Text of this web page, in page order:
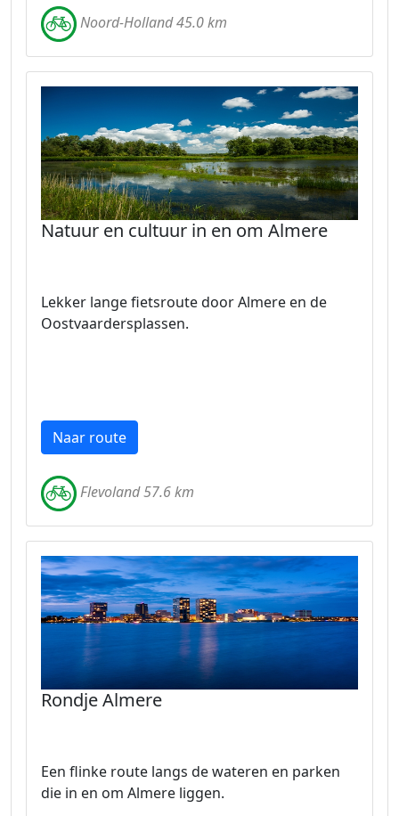
Noord-Holland 45.0 km
Natuur en cultuur in en om Almere
Lekker lange fietsroute door Almere en de
Oostvaardersplassen.
Naar route
Flevoland 57.6 km
Rondje Almere
Een flinke route langs de wateren en parken
die in en om Almere liggen.